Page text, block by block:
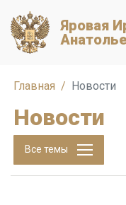
Яровая
Главная Новости
Новости
Все темы